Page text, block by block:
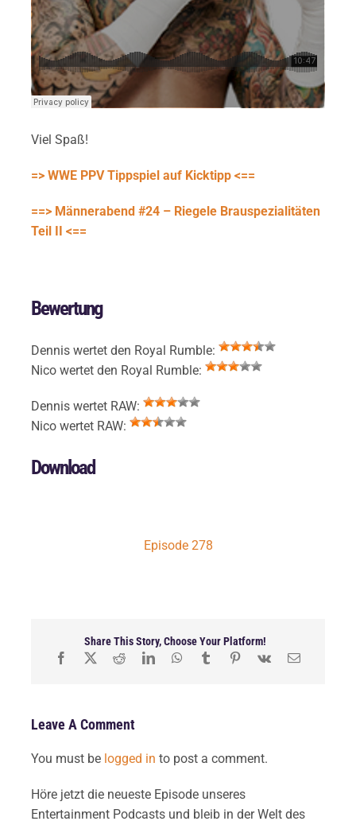
Viel Spaß!
=> WWE PPV Tippspiel auf Kicktipp <==
==> Männerabend #24 – Riegele Brauspezialitäten
Teil II <==
Bewertung
Dennis wertet den Royal Rumble:
Nico wertet den Royal Rumble:
Dennis wertet RAW:
Nico wertet RAW:
Download
Episode 278
Share This Story, Choose Your Platform!
Leave A Comment
You must be logged in to post a comment.
Höre jetzt die neueste Episode unseres
Entertainment Podcasts und bleib in der Welt des